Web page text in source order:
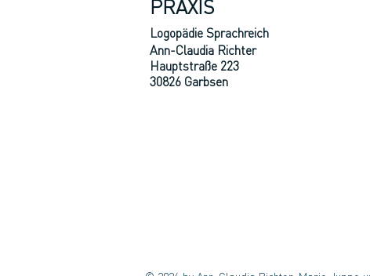
PRAXIS
Logopädie Sprachreich
Ann-Claudia Richter
Hauptstraße 223
30826 Garbsen